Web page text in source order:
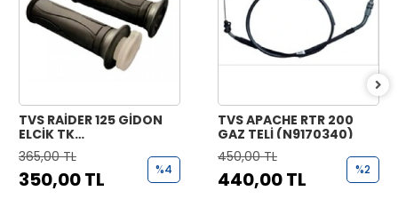
TVS RAİDER 125 GİDON
ELCİK TK
(N9221070+N9221170)
365,00 TL
350,00 TL %4
TVS APACHE RTR 200
GAZ TELİ (N9170340)
450,00 TL
440,00 TL %2